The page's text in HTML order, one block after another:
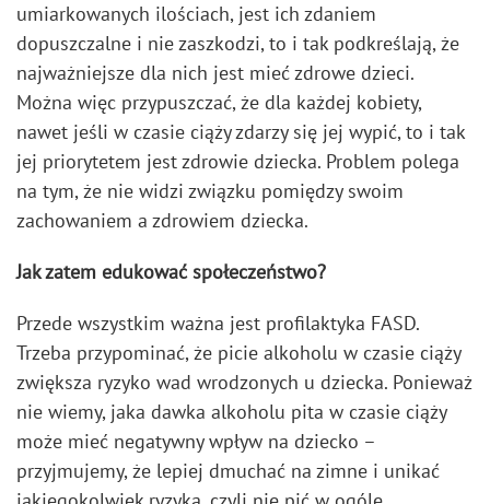
umiarkowanych ilościach, jest ich zdaniem
dopuszczalne i nie zaszkodzi, to i tak podkreślają, że
najważniejsze dla nich jest mieć zdrowe dzieci.
Można więc przypuszczać, że dla każdej kobiety,
nawet jeśli w czasie ciąży zdarzy się jej wypić, to i tak
jej priorytetem jest zdrowie dziecka. Problem polega
na tym, że nie widzi związku pomiędzy swoim
zachowaniem a zdrowiem dziecka.
Jak zatem edukować społeczeństwo?
Przede wszystkim ważna jest profilaktyka FASD.
Trzeba przypominać, że picie alkoholu w czasie ciąży
zwiększa ryzyko wad wrodzonych u dziecka. Ponieważ
nie wiemy, jaka dawka alkoholu pita w czasie ciąży
może mieć negatywny wpływ na dziecko –
przyjmujemy, że lepiej dmuchać na zimne i unikać